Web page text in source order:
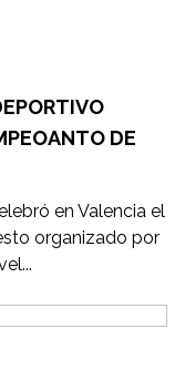
DE
en Valencia el
organizado por